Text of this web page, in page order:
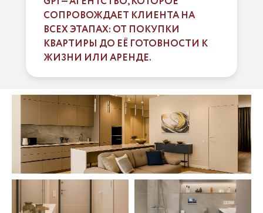
СОПРОВОЖДАЕТ КЛИЕНТА НА
ВСЕХ ЭТАПАХ: ОТ ПОКУПКИ
КВАРТИРЫ ДО ЕЁ ГОТОВНОСТИ К
ЖИЗНИ ИЛИ АРЕНДЕ.